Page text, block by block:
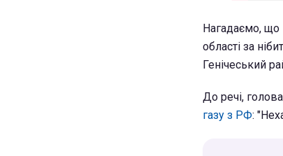
Нагадаємо, що
області за
Генічеський
До речі,
газу з РФ: